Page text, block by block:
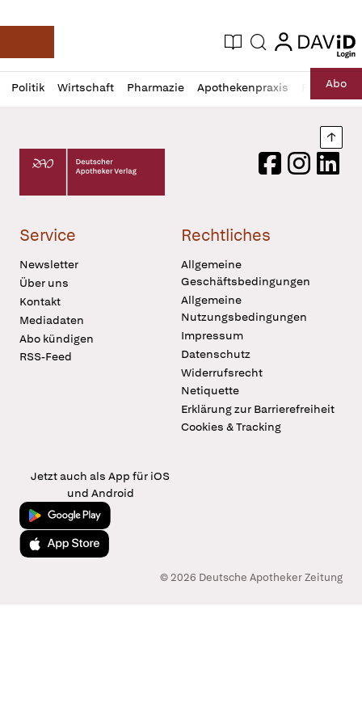
Deutsche Apotheker Zeitung
Aktuelle Ausgabe
Suche login
login
Politik Wirtschaft Pharmazie Apothekenpraxis RechtAbo
Profil
öffnen
Daz
Pur
Deutscher Apotheker Verlag Logo
FacebookInstagram
Service
Newsletter
Über uns
Kontakt
Mediadaten
Abo kündigen
RSS-Feed
Rechtliches
Allgemeine
Geschäftsbedingungen
Allgemeine
Nutzungsbedingungen
Impressum
Datenschutz
Widerrufsrecht
Netiquette
Erklärung zur Barrierefreiheit
Cookies & Tracking
Jetzt auch als App für iOS
und Android
Jetzt bei Google Play
Laden im App Store
© 2026 Deutsche Apotheker Zeitung